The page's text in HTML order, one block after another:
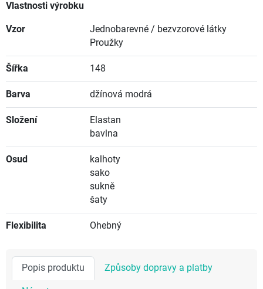
Vlastnosti výrobku
Vzor
Jednobarevné / bezvzorové látky
Proužky
Šířka 148
Barva džínová modrá
Složení
Elastan
bavlna
Osud
kalhoty
sako
sukně
šaty
Flexibilita Ohebný
Popis produktu Způsoby dopravy a platby